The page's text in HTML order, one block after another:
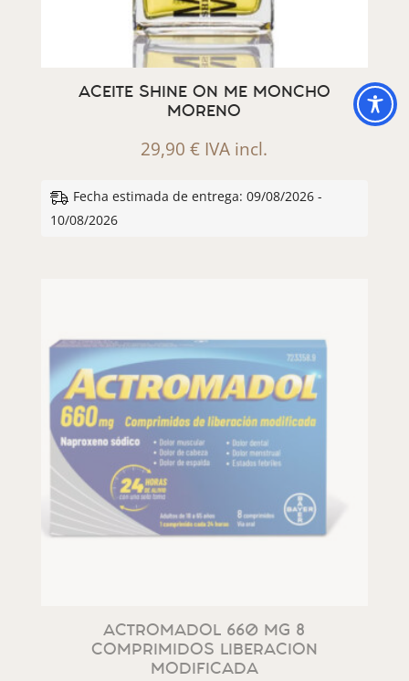
ACEITE SHINE ON ME MONCHO
MORENO
29,90€ IVA incl.
Fecha estimada de entrega: 09/08/2026 -
10/08/2026
ACTROMADOL 660 MG 8
COMPRIMIDOS LIBERACION
MODIFICADA